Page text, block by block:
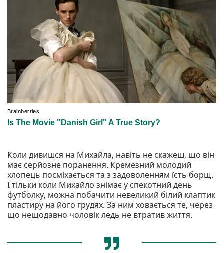
Коли дивишся на Михайла, навіть не скажеш, що він
має серйозне поранення. Кремезний молодий
хлопець посміхається та з задоволенням їсть борщ.
І тільки коли Михайло знімає у спекотний день
футболку, можна побачити невеликий білий клаптик
пластиру на його грудях. За ним ховається те, через
що нещодавно чоловік ледь не втратив життя.